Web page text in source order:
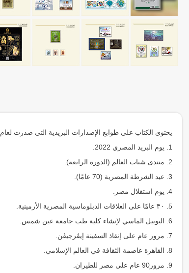
يحتوي الكتاب على طوابع الإصدارات البريدية التي صدرت لعام 2022 وهي:
1. يوم البريد المصري 2022.
2. منتدى شباب العالم (الدورة الرابعة).
3. عيد الشرطة المصرية (70 عامًا).
4. يوم استقلال مصر.
5. ٣٠ عامًا على العلاقات الدبلوماسية المصرية الأرمينية.
6. اليوبيل الماسي لإنشاء كلية طب جامعة عين شمس.
7. مرور عام على إنقاذ السفينة إيڨرجيڨن.
8. القاهرة عاصمة الثقافة في العالم الإسلامي.
9. مرور90 عام على مصر للطيران.